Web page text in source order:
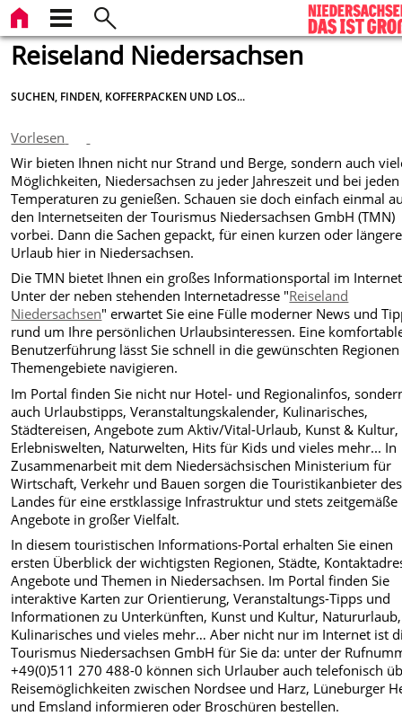
Reiseland Niedersachsen
SUCHEN, FINDEN, KOFFERPACKEN UND LOS...
Vorlesen
Wir bieten Ihnen nicht nur Strand und Berge, sondern auch
Möglichkeiten, Niedersachsen zu jeder Jahreszeit und bei jeden
Temperaturen zu genießen. Schauen sie doch einfach einmal
den Internetseiten der Tourismus Niedersachsen GmbH (TMN)
vorbei. Dann die Sachen gepackt, für einen kurzen oder
Urlaub hier in Niedersachsen.
Die TMN bietet Ihnen ein großes Informationsportal im
Unter der neben stehenden Internetadresse "Reiseland
Niedersachsen" erwartet Sie eine Fülle moderner News und
rund um Ihre persönlichen Urlaubsinteressen. Eine
Benutzerführung lässt Sie schnell in die gewünschten
Themengebiete navigieren.
Im Portal finden Sie nicht nur Hotel- und Regionalinfos,
auch Urlaubstipps, Veranstaltungskalender, Kulinarisches,
Städtereisen, Angebote zum Aktiv/Vital-Urlaub, Kunst & Kultur,
Erlebniswelten, Naturwelten, Hits für Kids und vieles mehr... In
Zusammenarbeit mit dem Niedersächsischen Ministerium für
Wirtschaft, Verkehr und Bauen sorgen die Touristikanbieter des
Landes für eine erstklassige Infrastruktur und stets zeitgemäße
Angebote in großer Vielfalt.
In diesem touristischen Informations-Portal erhalten Sie einen
ersten Überblick der wichtigsten Regionen, Städte,
Angebote und Themen in Niedersachsen. Im Portal finden Sie
interaktive Karten zur Orientierung, Veranstaltungs-Tipps und
Informationen zu Unterkünften, Kunst und Kultur, Natururlaub,
Kulinarisches und vieles mehr… Aber nicht nur im Internet ist
Tourismus Niedersachsen GmbH für Sie da: unter der
+49(0)511 270 488-0 können sich Urlauber auch telefonisch
Reisemöglichkeiten zwischen Nordsee und Harz, Lüneburger
und Emsland informieren oder Broschüren bestellen.